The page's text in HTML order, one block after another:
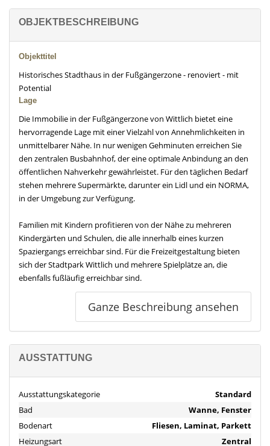
OBJEKTBESCHREIBUNG
Objekttitel
Historisches Stadthaus in der Fußgängerzone - renoviert - mit
Potential
Lage
Die Immobilie in der Fußgängerzone von Wittlich bietet eine
hervorragende Lage mit einer Vielzahl von Annehmlichkeiten in
unmittelbarer Nähe. In nur wenigen Gehminuten erreichen Sie
den zentralen Busbahnhof, der eine optimale Anbindung an den
öffentlichen Nahverkehr gewährleistet. Für den täglichen Bedarf
stehen mehrere Supermärkte, darunter ein Lidl und ein NORMA,
in der Umgebung zur Verfügung.
Familien mit Kindern profitieren von der Nähe zu mehreren
Kindergärten und Schulen, die alle innerhalb eines kurzen
Spaziergangs erreichbar sind. Für die Freizeitgestaltung bieten
sich der Stadtpark Wittlich und mehrere Spielplätze an, die
ebenfalls fußläufig erreichbar sind.
Die Gesundheitsversorgung ist durch nahegelegene Arztpraxen
Umgebung verschiedene Sportstätten und ein Therapie- und
Trainingszentrum.
wichtigen Einrichtungen und Freizeitmöglichkeiten schnell und
bequem zu erreichen, was sie zu einem idealen Wohnort für
Familien und Berufstätige oder Urlaubern macht.
Ganze Beschreibung ansehen
AUSSTATTUNG
Ausstattungskategorie
Standard
Bad
Wanne, Fenster
Bodenart
Fliesen, Laminat, Parkett
Heizungsart
Zentral